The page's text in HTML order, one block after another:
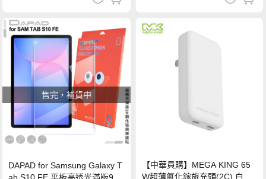
售完，補貨中
DAPAD for Samsung Galaxy T
【中華員購】MEGA KING 65
W超薄氮化鎵旅充頭(2C) 白